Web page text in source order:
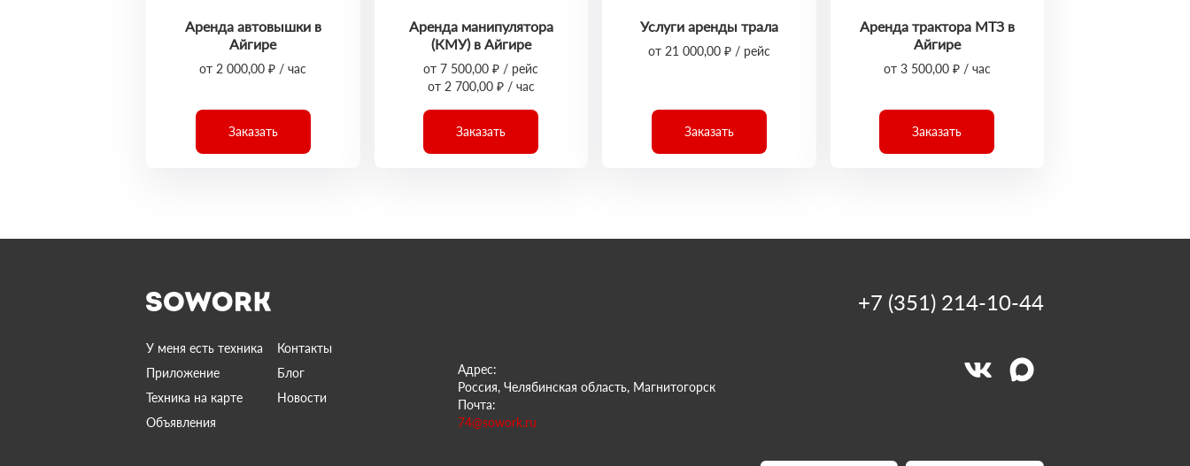
Аренда автовышки в
Айгире
от 2 000,00 ₽ / час
Заказать
Аренда манипулятора
(КМУ) в Айгире
от 7 500,00 ₽ / рейс
от 2 700,00 ₽ / час
Заказать
Услуги аренды трала
от 21 000,00 ₽ / рейс
Заказать
Аренда трактора МТЗ в
Айгире
от 3 500,00 ₽ / час
Заказать
У меня есть техника
Контакты
Приложение
Блог
Техника на карте
Новости
Объявления
Адрес:
Россия, Челябинская область, Магнитогорск
Почта:
74@sowork.ru
+7 (351) 214-10-44